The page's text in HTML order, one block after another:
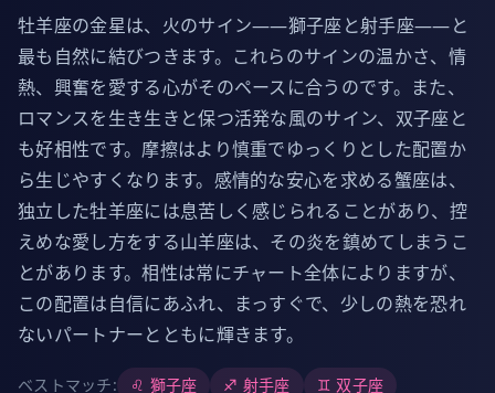
牡羊座の金星は、火のサイン――獅子座と射手座――と
最も自然に結びつきます。これらのサインの温かさ、情
熱、興奮を愛する心がそのペースに合うのです。また、
ロマンスを生き生きと保つ活発な風のサイン、双子座と
も好相性です。摩擦はより慎重でゆっくりとした配置か
ら生じやすくなります。感情的な安心を求める蟹座は、
独立した牡羊座には息苦しく感じられることがあり、控
えめな愛し方をする山羊座は、その炎を鎮めてしまうこ
とがあります。相性は常にチャート全体によりますが、
この配置は自信にあふれ、まっすぐで、少しの熱を恐れ
ないパートナーとともに輝きます。
ベストマッチ: ♌ 獅子座 ♐ 射手座 ♊ 双子座